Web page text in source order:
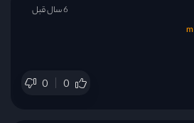
m
0 0
6 سال قبل